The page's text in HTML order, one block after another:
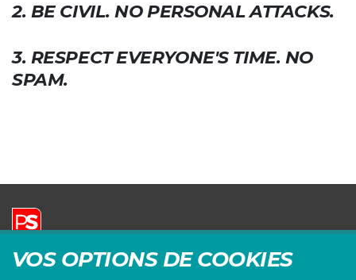
2. BE CIVIL. NO PERSONAL ATTACKS.
3. RESPECT EVERYONE'S TIME. NO
SPAM.
VOS OPTIONS DE COOKIES
Parti Socialiste | Fédération du Brabant wallon